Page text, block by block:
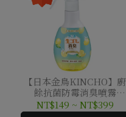
【日本金鳥KINCHO】廚
餘抗菌防霉消臭噴霧
200ml
NT$149 ~ NT$399